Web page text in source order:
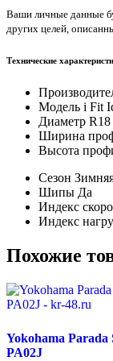
Ваши личные данные
других целей,
Технические
Модель i Fit
Диаметр R18
Ширина
Высота
Сезон
Шипы Да
Индекс
Индекс
Похожие
Yokohama Parada
PA02J